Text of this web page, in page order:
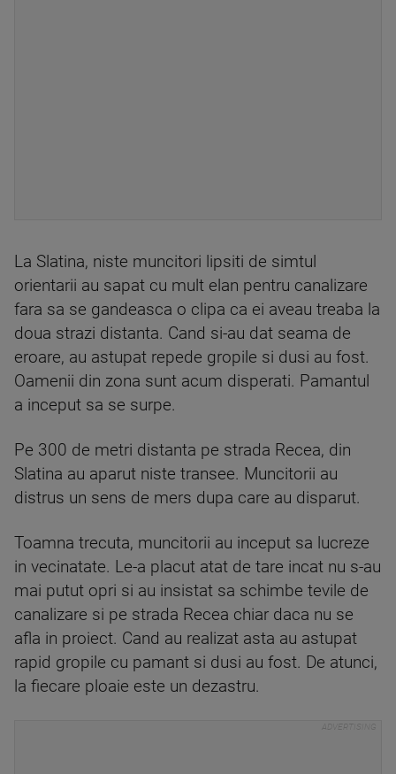
La Slatina, niste muncitori lipsiti de simtul
orientarii au sapat cu mult elan pentru canalizare
fara sa se gandeasca o clipa ca ei aveau treaba la
doua strazi distanta. Cand si-au dat seama de
eroare, au astupat repede gropile si dusi au fost.
Oamenii din zona sunt acum disperati. Pamantul
a inceput sa se surpe.
Pe 300 de metri distanta pe strada Recea, din
Slatina au aparut niste transee. Muncitorii au
distrus un sens de mers dupa care au disparut.
Toamna trecuta, muncitorii au inceput sa lucreze
in vecinatate. Le-a placut atat de tare incat nu s-au
mai putut opri si au insistat sa schimbe tevile de
canalizare si pe strada Recea chiar daca nu se
afla in proiect. Cand au realizat asta au astupat
rapid gropile cu pamant si dusi au fost. De atunci,
la fiecare ploaie este un dezastru.